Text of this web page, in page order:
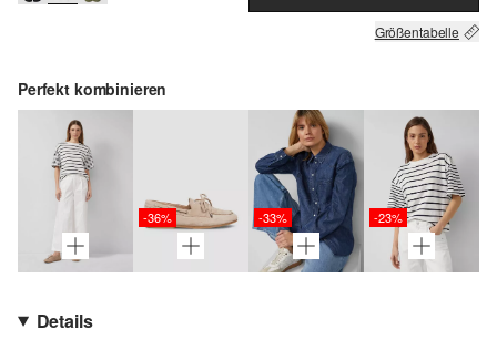
Größentabelle
Perfekt kombinieren
-36% -33% -23%
Details